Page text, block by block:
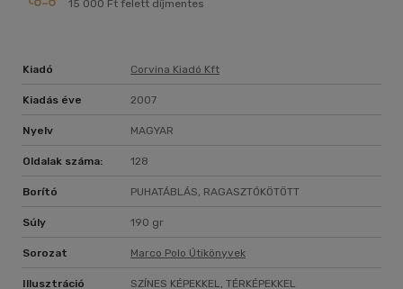
15 000 Ft felett díjmentes
Kiadó Corvina Kiadó Kft
Kiadás éve 2007
Nyelv MAGYAR
Oldalak száma: 128
Borító PUHATÁBLÁS, RAGASZTÓKÖTÖTT
Súly 190 gr
Sorozat Marco Polo Útikönyvek
Illusztráció SZÍNES KÉPEKKEL, TÉRKÉPEKKEL